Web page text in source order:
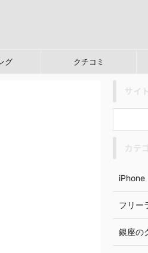
グ クチコミ
iPhone
フリー
銀座の